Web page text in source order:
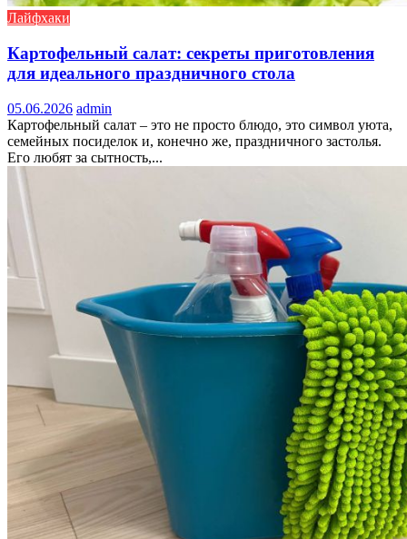
Лайфхаки
Картофельный салат: секреты приготовления
для идеального праздничного стола
05.06.2026 admin
Картофельный салат – это не просто блюдо, это символ уюта,
семейных посиделок и, конечно же, праздничного застолья.
Его любят за сытность,...